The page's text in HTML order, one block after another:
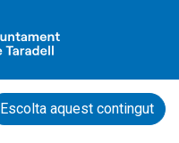
Escolta aquest contingut